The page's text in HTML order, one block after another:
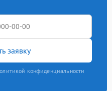
заявку
конфиденциальности